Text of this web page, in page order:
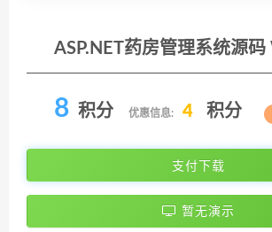
ASP.NET药房管理系统源码
8 积分 优惠信息: 4 积分
支付下载
暂无演示